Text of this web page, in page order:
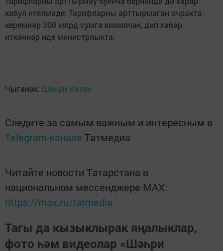
кабул ителмәде. Тарифларны арттырмаган очракта,
керемнәр 300 млрд сумга кимиячәк, дип хәбәр
иткәннәр иде министрлыкта.
Чыганак: Шәһри Казан
Следите за самым важным и интересным в
Telegram-канале Татмедиа
Читайте новости Татарстана в
национальном мессенджере MАХ:
https://max.ru/tatmedia
Тагы да кызыклырак яңалыклар,
фото һәм видеолар «Шәһри